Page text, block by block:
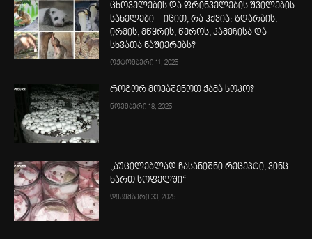
ცხოველების და ფრინველების შვილების
სახელები – იცით, რა ჰქვია: ზღარბის,
ირმის, მწყრის, წეროს, კამეჩისა და
სხვათა ნაშიერებს?
ოქტომბერი 11, 2025
როგორ მოვაშენოთ ქამა სოკო?
ნოემბერი 18, 2025
„აუცილებლად ჩასანიშნი რეცეპტი, ვინც
ხართ სოფელში“
დეკემბერი 30, 2025